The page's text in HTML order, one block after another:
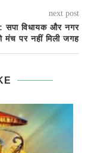
next post
विधायक और नगर
मंच पर नहीं मिली जगह